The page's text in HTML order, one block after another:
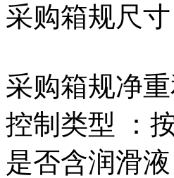
采购箱规尺
采购箱规净
控制类型 ：
是否含润滑液